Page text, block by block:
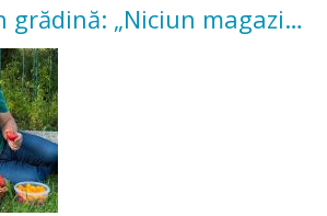
grădină: „Niciun magazin
această satisfacție”